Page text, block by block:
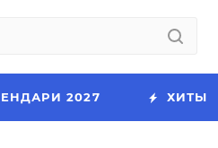
2027 ХИТЫ